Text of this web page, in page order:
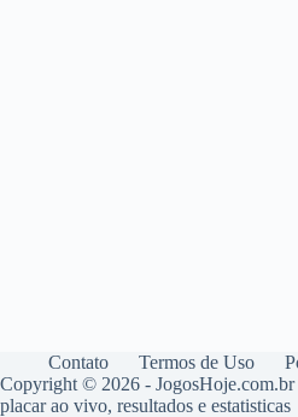
Contato Termos de Uso
Copyright © 2026 - JogosHoje.com.br
placar ao vivo, resultados e estatisticas